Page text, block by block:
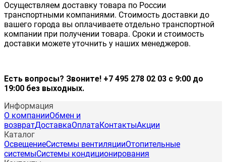
Осуществляем доставку товара по России
транспортными компаниями. Стоимость доставки до
вашего города вы оплачиваете отдельно транспортной
компании при получении товара. Сроки и стоимость
доставки можете уточнить у наших менеджеров.
Есть вопросы? Звоните! +7 495 278 02 03 с 9:00 до
19:00 без выходных.
Информация
О компанииОбмен и
возвратДоставкаОплата КонтактыАкции
Каталог
ОсвещениеСистемы вентиляцииОтопительные
системыСистемы кондиционирования